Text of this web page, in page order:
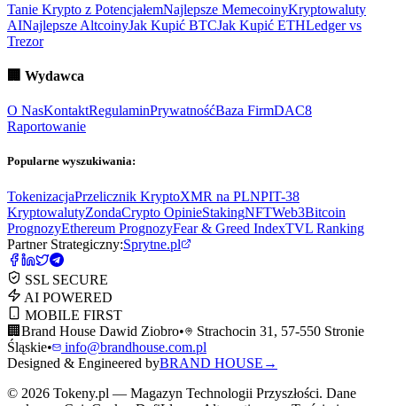
Tanie Krypto z PotencjałemNajlepsze MemecoinyKryptowaluty
AINajlepsze AltcoinyJak Kupić BTCJak Kupić ETHLedger vs
Trezor
🏢 Wydawca
O NasKontaktRegulaminPrywatnośćBaza FirmDAC8
Raportowanie
Popularne wyszukiwania:
TokenizacjaPrzelicznik KryptoXMR na PLNPIT-38
KryptowalutyZondaCrypto OpinieStakingNFTWeb3Bitcoin
PrognozyEthereum PrognozyFear & Greed IndexTVL Ranking
Partner Strategiczny:Sprytne.pl
SSL SECURE
AI POWERED
MOBILE FIRST
🏢 Brand House Dawid Ziobro•
Strachocin 31, 57-550 Stronie
Śląskie•
info@brandhouse.com.pl
Designed & Engineered byBRAND HOUSE →
© 2026 Tokeny.pl — Magazyn Technologii Przyszłości. Dane